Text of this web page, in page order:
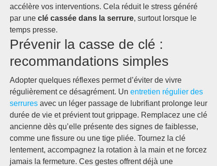
accélère vos interventions. Cela réduit le stress généré
par une clé cassée dans la serrure, surtout lorsque le
temps presse.
Prévenir la casse de clé :
recommandations simples
Adopter quelques réflexes permet d’éviter de vivre
régulièrement ce désagrément. Un entretien régulier des
serrures avec un léger passage de lubrifiant prolonge leur
durée de vie et prévient tout grippage. Remplacez une clé
ancienne dès qu’elle présente des signes de faiblesse,
comme une fissure ou une tige pliée. Tournez la clé
lentement, accompagnez la rotation à la main et ne forcez
jamais la fermeture. Ces gestes offrent déjà une